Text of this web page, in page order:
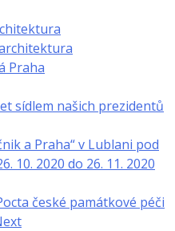
Praha
sídlem našich prezidentů
a Praha“ v Lublani pod
10. 2020 do 26. 11. 2020
české památkové péči